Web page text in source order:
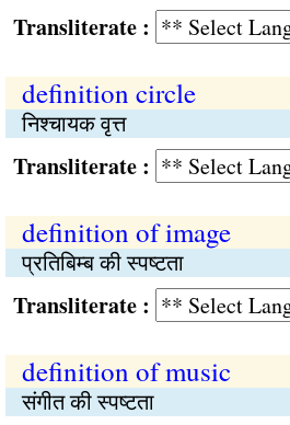
:
definition circle
निश्चायक वृत्त
:
definition of image
प्रतिबिम्ब की स्पष्टता
:
definition of music
संगीत की स्पष्टता